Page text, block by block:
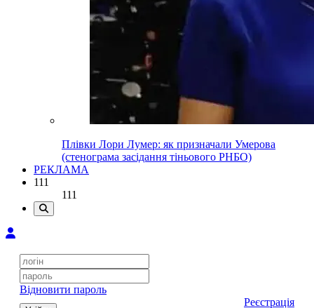
Плівки Лори Лумер: як призначали Умерова
(стенограма засідання тіньового РНБО)
РЕКЛАМА
111
111
Відновити пароль
Реєстрація